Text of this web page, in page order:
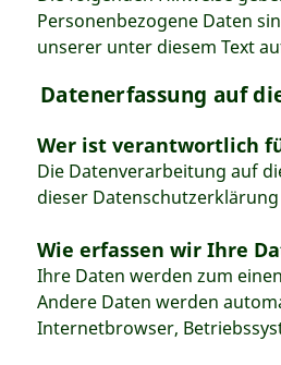
Personenbezogene Daten
unserer unter diesem Text
Datenerfassung auf
Wer ist verantwortlich
Die Datenverarbeitung auf
dieser
Wie erfassen wir Ihre
Ihre Daten werden zum
Andere Daten werden
Internetbrowser,